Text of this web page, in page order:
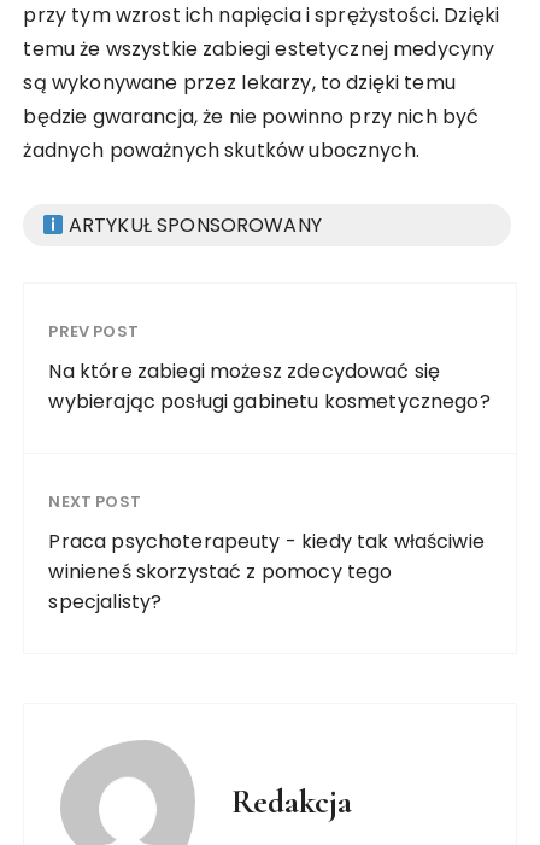
przy tym wzrost ich napięcia i sprężystości. Dzięki
temu że wszystkie zabiegi estetycznej medycyny
są wykonywane przez lekarzy, to dzięki temu
będzie gwarancja, że nie powinno przy nich być
żadnych poważnych skutków ubocznych.
ARTYKUŁ SPONSOROWANY
PREV POST
Na które zabiegi możesz zdecydować się
wybierając posługi gabinetu kosmetycznego?
NEXT POST
Praca psychoterapeuty - kiedy tak właściwie
winieneś skorzystać z pomocy tego
specjalisty?
Redakcja